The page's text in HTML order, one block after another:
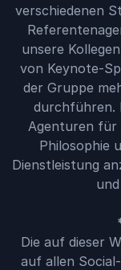
verschiedenen
unsere
von Keynote-
der Gruppe
durchführen.
Agenturen für
Philosophie
Dienstleistung
Die auf dieser
auf allen